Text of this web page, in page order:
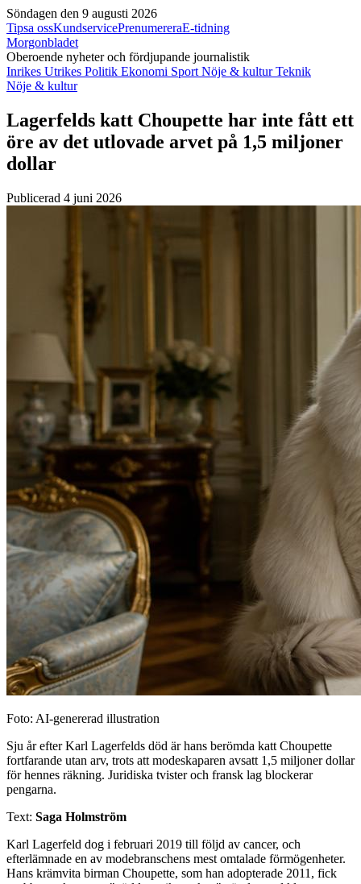
Söndagen den 9 augusti 2026
Tipsa ossKundservicePrenumereraE-tidning
Morgonbladet
Oberoende nyheter och fördjupande journalistik
Inrikes Utrikes Politik Ekonomi Sport Nöje & kulturTeknik
Nöje & kultur
Lagerfelds katt Choupette har inte fått ett
öre av det utlovade arvet på 1,5 miljoner
dollar
Publicerad 4 juni 2026
Foto: AI-genererad illustration
Sju år efter Karl Lagerfelds död är hans berömda katt Choupette
fortfarande utan arv, trots att modeskaparen avsatt 1,5 miljoner dollar
för hennes räkning. Juridiska tvister och fransk lag blockerar
pengarna.
Text: Saga Holmström
Karl Lagerfeld dog i februari 2019 till följd av cancer, och
efterlämnade en av modebranschens mest omtalade förmögenheter.
Hans krämvita birman Choupette, som han adopterade 2011, fick